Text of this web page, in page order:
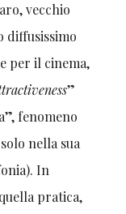
vecchio
diffusissimo
per il cinema,
”
fenomeno
nella sua
In
pratica,